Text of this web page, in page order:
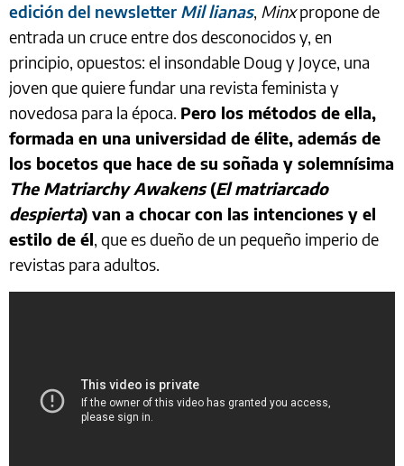
edición del newsletter Mil lianas, Minxpropone de
entrada un cruce entre dos desconocidos y, en
principio, opuestos: el insondable Doug y Joyce, una
joven que quiere fundar una revista feminista y
novedosa para la época. Pero los métodos de ella,
formada en una universidad de élite, además de
los bocetos que hace de su soñada y solemnísima
The Matriarchy Awakens(El matriarcado
despierta) van a chocar con las intenciones y el
estilo de él, que es dueño de un pequeño imperio de
revistas para adultos.